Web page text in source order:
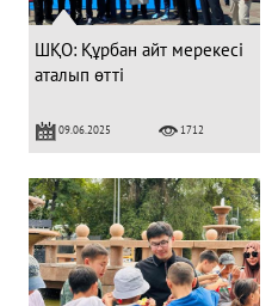
ШҚО: Құрбан айт мерекесі
аталып өтті
09.06.2025 1712